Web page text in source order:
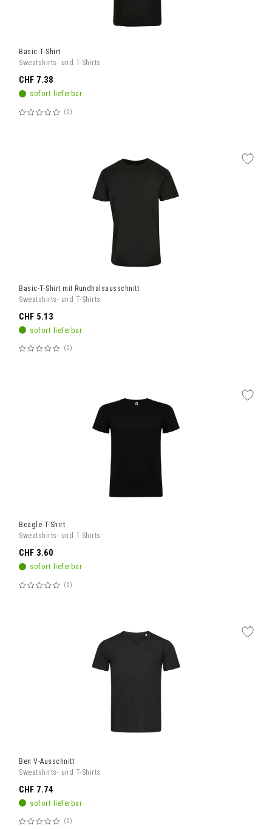
Basic-T-Shirt
Sweatshirts- und T-Shirts
sofort lieferbar
Bewertung:
0
CHF 7.38
Basic-T-Shirt mit Rundhalsausschnitt
Sweatshirts- und T-Shirts
sofort lieferbar
Bewertung:
0
CHF 5.13
Beagle-T-Shirt
Sweatshirts- und T-Shirts
sofort lieferbar
Bewertung:
0
CHF 3.60
Ben V-Ausschnitt
Sweatshirts- und T-Shirts
sofort lieferbar
Bewertung:
0
CHF 7.74